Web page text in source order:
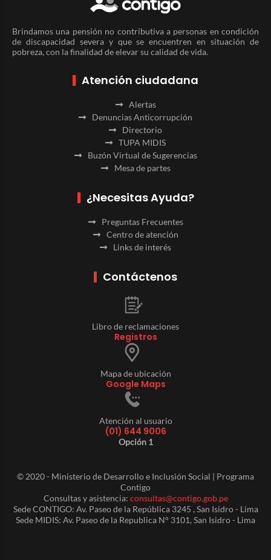
Brindamos una pensión no contributiva a personas en condición
de discapacidad severa y que se encuentren en situación de
pobreza, con la finalidad de elevar su calidad de vida.
Atención ciudadana
Alertas
Denuncias Anticorrupción
Directorio
TUPA MIDIS
Buzón Virtual de Sugerencias
Mesa de partes
¿Necesitas Ayuda?
Preguntas Frecuentes
Centro de atención
Links de interés
Contáctenos
Libro de reclamaciones
Registros
Mapa de ubicación
Google Maps
Atención al usuario
(01) 644 9006
Opción 1
© 2020 - Ministerio de Desarrollo e Inclusión Social | Programa
Contigo
Consultas y asistencia: consultas@contigo.gob.pe
Sede CONTIGO: Av. Paseo de la República 3245 , San Isidro - Lima
Sede MIDIS: Av. Paseo de la Republica N° 3101, San Isidro - Lima